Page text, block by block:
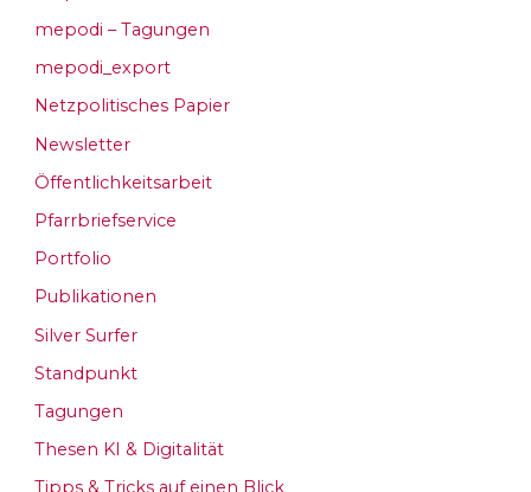
mepodi – Tagungen
mepodi_export
Netzpolitisches Papier
Newsletter
Öffentlichkeitsarbeit
Pfarrbriefservice
Portfolio
Publikationen
Silver Surfer
Standpunkt
Tagungen
Thesen KI & Digitalität
Tipps & Tricks auf einen Blick